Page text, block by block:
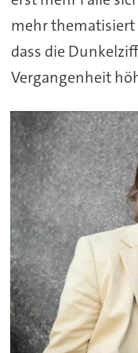
mehr thematisiert
dass die
Vergangenheit